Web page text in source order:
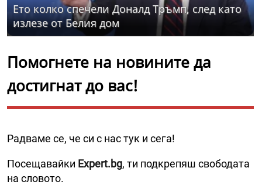
Ето колко спечели Доналд Тръмп, след като
излезе от Белия дом
Помогнете на новините да
достигнат до вас!
Радваме се, че си с нас тук и сега!
Посещавайки Expert.bg, ти подкрепяш свободата
на словото.